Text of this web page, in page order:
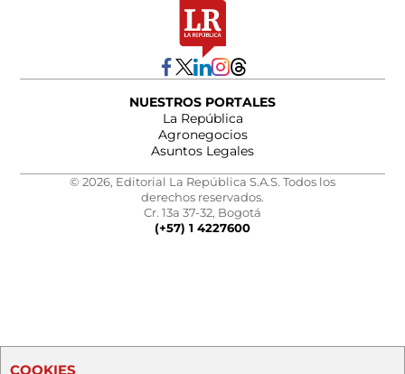
NUESTROS PORTALES
La República
Agronegocios
Asuntos Legales
© 2026, Editorial La República S.A.S. Todos los
derechos reservados.
Cr. 13a 37-32, Bogotá
(+57) 1 4227600
COOKIES